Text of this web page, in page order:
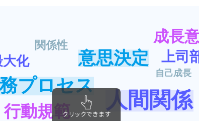
クリックできます
人間関係
プロセス
意思決定
行動規範
成長
上司
大化
関係性
自己成長